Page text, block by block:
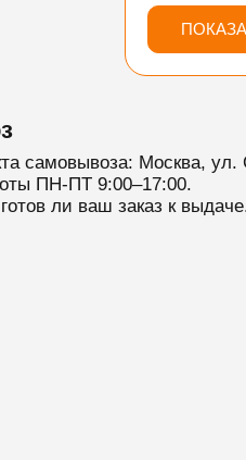
самовывоза: Москва,
ПН-ПТ 9:00–17:00.
ли ваш заказ к